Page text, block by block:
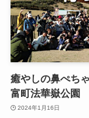
癒やしの鼻ぺち
富町法華嶽公園
2024年1月16日